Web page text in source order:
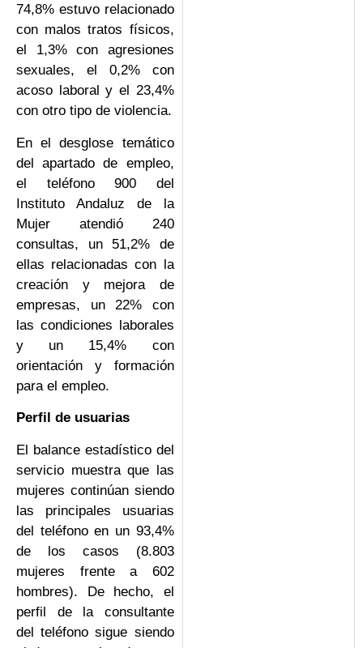
74,8% estuvo relacionado
con malos tratos físicos,
el 1,3% con agresiones
sexuales, el 0,2% con
acoso laboral y el 23,4%
con otro tipo de violencia.
En el desglose temático
del apartado de empleo,
el teléfono 900 del
Instituto Andaluz de la
Mujer atendió 240
consultas, un 51,2% de
ellas relacionadas con la
creación y mejora de
empresas, un 22% con
las condiciones laborales
y un 15,4% con
orientación y formación
para el empleo.
Perfil de usuarias
El balance estadístico del
servicio muestra que las
mujeres continúan siendo
las principales usuarias
del teléfono en un 93,4%
de los casos (8.803
mujeres frente a 602
hombres). De hecho, el
perfil de la consultante
del teléfono sigue siendo